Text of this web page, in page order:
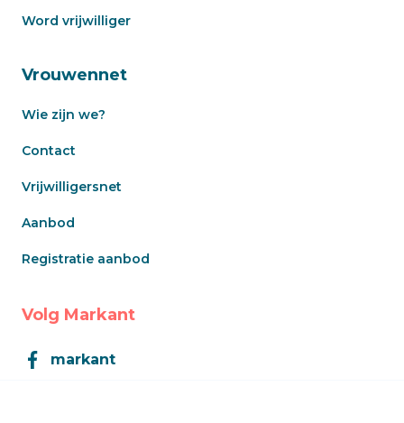
Word vrijwilliger
Vrouwennet
Wie zijn we?
Contact
Vrijwilligersnet
Aanbod
Registratie aanbod
Volg Markant
markant